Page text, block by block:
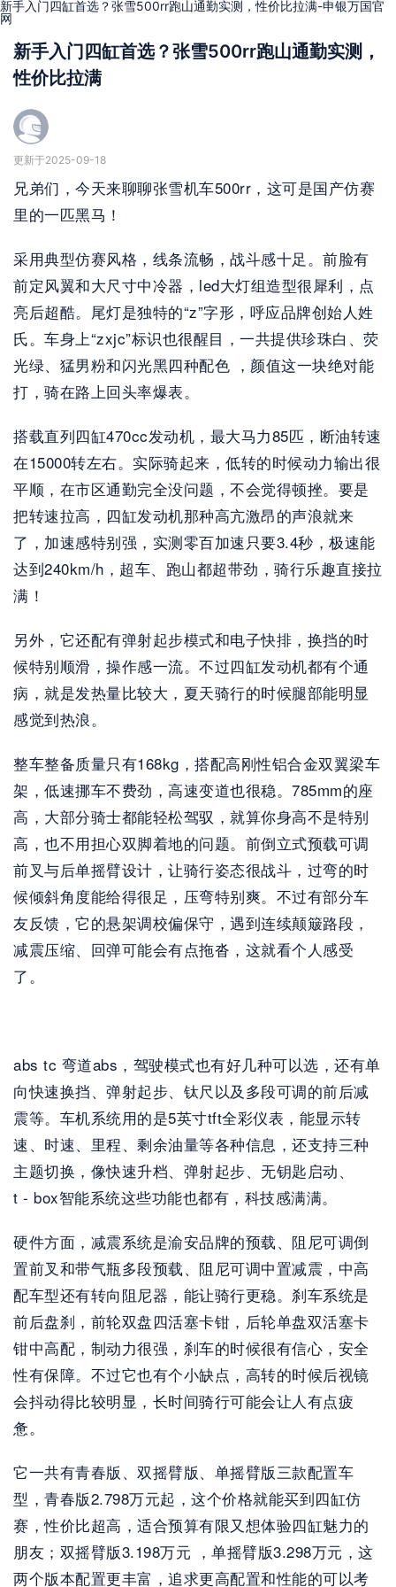
新手入门四缸首选？张雪500rr跑山通勤实测，性价比拉满-申银万国官
网
新手入门四缸首选？张雪500rr跑山通勤实测，
性价比拉满
更新于2025-09-18
兄弟们，今天来聊聊张雪机车500rr，这可是国产仿赛
里的一匹黑马！
采用典型仿赛风格，线条流畅，战斗感十足。前脸有
前定风翼和大尺寸中冷器，led大灯组造型很犀利，点
亮后超酷。尾灯是独特的“z”字形，呼应品牌创始人姓
氏。车身上“zxjc”标识也很醒目，一共提供珍珠白、荧
光绿、猛男粉和闪光黑四种配色 ，颜值这一块绝对能
打，骑在路上回头率爆表。
搭载直列四缸470cc发动机，最大马力85匹，断油转速
在15000转左右。实际骑起来，低转的时候动力输出很
平顺，在市区通勤完全没问题，不会觉得顿挫。要是
把转速拉高，四缸发动机那种高亢激昂的声浪就来
了，加速感特别强，实测零百加速只要3.4秒，极速能
达到240km/h，超车、跑山都超带劲，骑行乐趣直接拉
满！
另外，它还配有弹射起步模式和电子快排，换挡的时
候特别顺滑，操作感一流。不过四缸发动机都有个通
病，就是发热量比较大，夏天骑行的时候腿部能明显
感觉到热浪。
整车整备质量只有168kg，搭配高刚性铝合金双翼梁车
架，低速挪车不费劲，高速变道也很稳。785mm的座
高，大部分骑士都能轻松驾驭，就算你身高不是特别
高，也不用担心双脚着地的问题。前倒立式预载可调
前叉与后单摇臂设计，让骑行姿态很战斗，过弯的时
候倾斜角度能给得很足，压弯特别爽。不过有部分车
友反馈，它的悬架调校偏保守，遇到连续颠簸路段，
减震压缩、回弹可能会有点拖沓，这就看个人感受
了。
abs tc 弯道abs，驾驶模式也有好几种可以选，还有单
向快速换挡、弹射起步、钛尺以及多段可调的前后减
震等。车机系统用的是5英寸tft全彩仪表，能显示转
速、时速、里程、剩余油量等各种信息，还支持三种
主题切换，像快速升档、弹射起步、无钥匙启动、
t - box智能系统这些功能也都有，科技感满满。
硬件方面，减震系统是渝安品牌的预载、阻尼可调倒
置前叉和带气瓶多段预载、阻尼可调中置减震，中高
配车型还有转向阻尼器，能让骑行更稳。刹车系统是
前后盘刹，前轮双盘四活塞卡钳，后轮单盘双活塞卡
钳中高配，制动力很强，刹车的时候很有信心，安全
性有保障。不过它也有个小缺点，高转的时候后视镜
会抖动得比较明显，长时间骑行可能会让人有点疲
惫。
它一共有青春版、双摇臂版、单摇臂版三款配置车
型，青春版2.798万元起，这个价格就能买到四缸仿
赛，性价比超高，适合预算有限又想体验四缸魅力的
朋友；双摇臂版3.198万元 ，单摇臂版3.298万元，这
两个版本配置更丰富，追求更高配置和性能的可以考